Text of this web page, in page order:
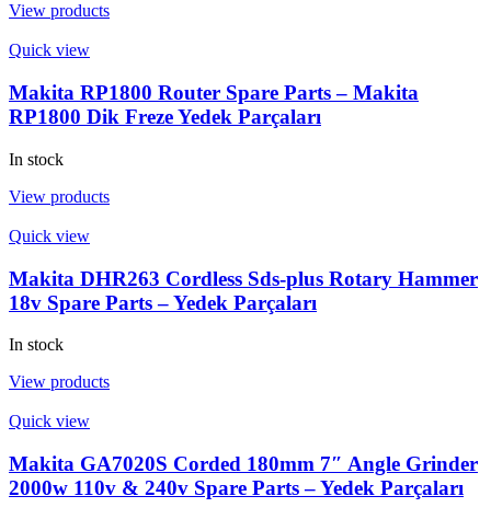
View products
Quick view
Makita RP1800 Router Spare Parts – Makita
RP1800 Dik Freze Yedek Parçaları
In stock
View products
Quick view
Makita DHR263 Cordless Sds-plus Rotary Hammer
18v Spare Parts – Yedek Parçaları
In stock
View products
Quick view
Makita GA7020S Corded 180mm 7″ Angle Grinder
2000w 110v & 240v Spare Parts – Yedek Parçaları